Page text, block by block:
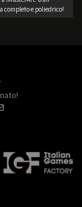
completo e poliedrico!